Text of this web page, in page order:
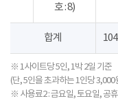
호 : 8)
합계 104
※ 1사이트당 5인, 1박 2일 기준
(단, 5인을 초과하는 1인당
※ 사용료2 : 금요일, 토요일, 공